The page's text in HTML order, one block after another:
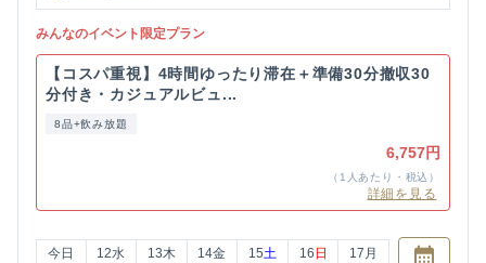
みんなのイベント限定プラン
【コスパ重視】4時間ゆったり滞在＋準備30分撤収30
分付き・カジュアルビュ...
8品+飲み放題
6,757円
（1人あたり・税込）
詳細を見る
今日 12水 13木 14金 15土 16 日 17 月